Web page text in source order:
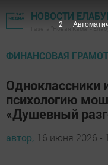
НОВОСТИ
Газета "Новая Кама" -
ФИНАНСОВАЯ
Одноклассники
психологию
«Душевный
автор, 16 июня 2026 -
1